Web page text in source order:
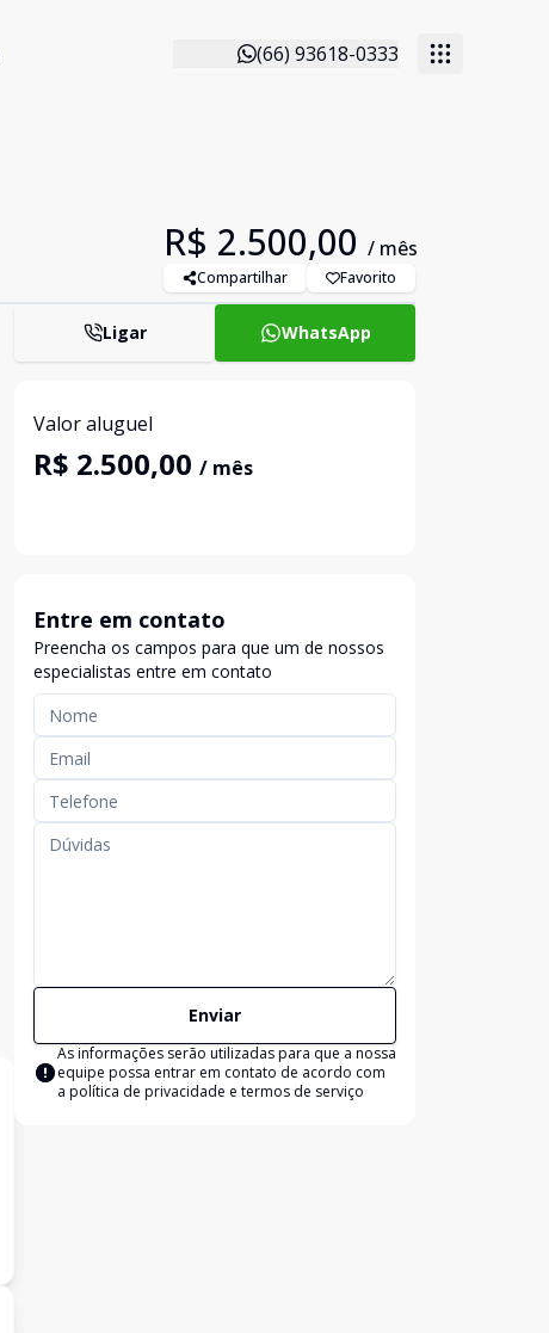
(66) 93618-0333
R$ 2.500,00 / mês
Compartilhar Favorito
Ligar WhatsApp
Valor aluguel
R$ 2.500,00 / mês
Entre em contato
Preencha os campos para que um de nossos
especialistas entre em contato
Enviar
As informações serão utilizadas para que a nossa
equipe possa entrar em contato de acordo com
a política de privacidade e termos de serviço